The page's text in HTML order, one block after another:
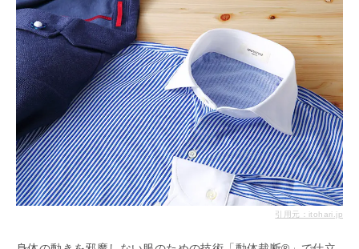
引用元：itohari.jp